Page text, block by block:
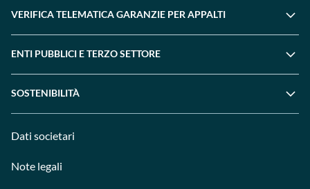
VERIFICA TELEMATICA GARANZIE PER APPALTI
ENTI PUBBLICI E TERZO SETTORE
SOSTENIBILITÀ
Dati societari
Note legali